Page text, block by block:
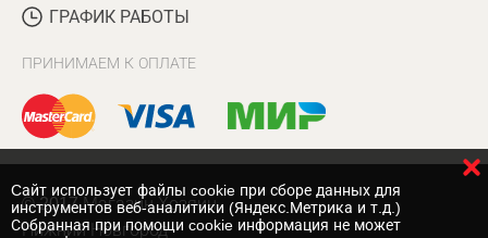
ГРАФИК РАБОТЫ
ПРИНИМАЕМ К ОПЛАТЕ
© 2017 Магазин Хозяин
Нижний Новгород
Cайт использует файлы cookie при сборе данных для
инструментов веб-аналитики (Яндекс.Метрика и т.д.)
Собранная при помощи cookie информация не может